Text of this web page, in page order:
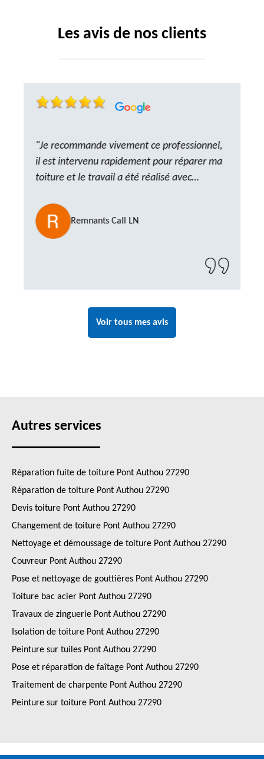
Les avis de nos clients
"Je recommande vivement ce professionnel,
il est intervenu rapidement pour réparer ma
toiture et le travail a été réalisé avec
ponctuel et à l’écoute, le résultat est
impeccable et le chantier a été laissé propre.
Un artisan de confiance que je n’hésiterai pas
Remnants Call LN
Voir tous mes avis
Autres services
Réparation fuite de toiture Pont Authou 27290
Réparation de toiture Pont Authou 27290
Devis toiture Pont Authou 27290
Changement de toiture Pont Authou 27290
Nettoyage et démoussage de toiture Pont Authou 27290
Couvreur Pont Authou 27290
Pose et nettoyage de gouttières Pont Authou 27290
Toiture bac acier Pont Authou 27290
Travaux de zinguerie Pont Authou 27290
Isolation de toiture Pont Authou 27290
Peinture sur tuiles Pont Authou 27290
Pose et réparation de faîtage Pont Authou 27290
Traitement de charpente Pont Authou 27290
Peinture sur toiture Pont Authou 27290